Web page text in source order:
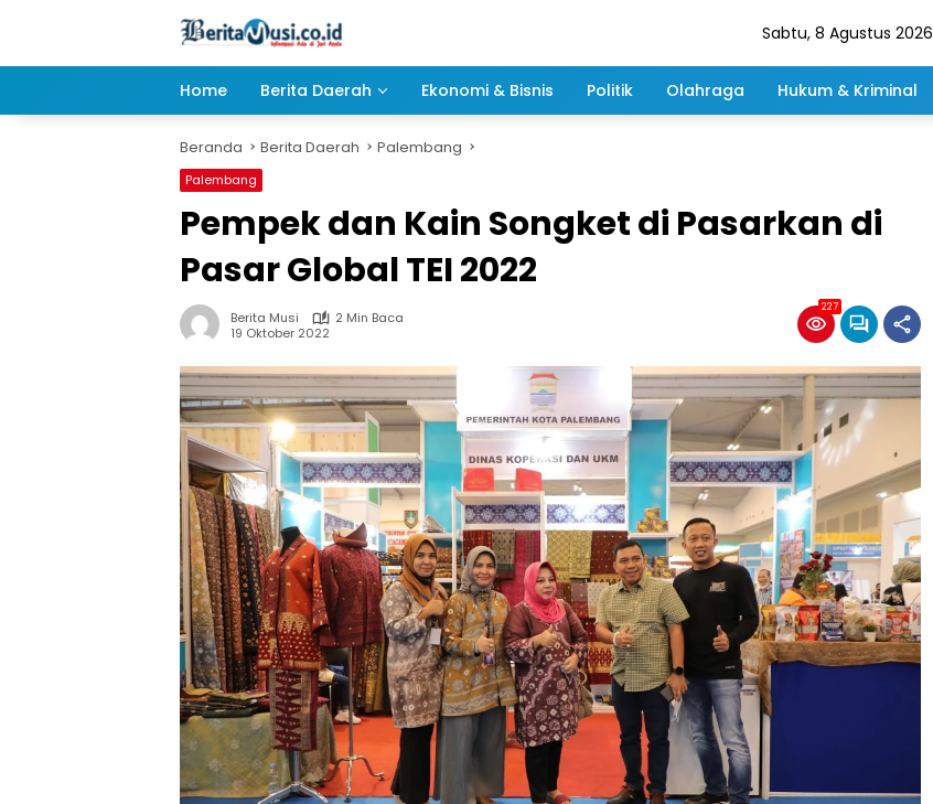
Sabtu, 8 Agustus 2026
Home Berita Daerah Ekonomi & Bisnis Politik Olahraga Hukum & Kriminal
Beranda Berita Daerah Palembang
Palembang
Pempek dan Kain Songket di Pasarkan di
Pasar Global TEI 2022
Berita Musi
2 Min Baca
19 Oktober 2022
227